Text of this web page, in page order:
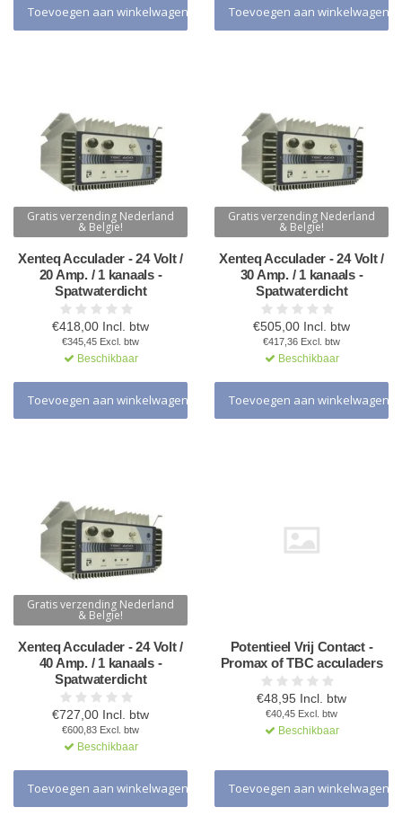
Toevoegen aan winkelwagen Toevoegen aan winkelwagen
Gratis verzending Nederland
& Belgie!
Xenteq Acculader - 24 Volt /
20 Amp. / 1 kanaals -
Spatwaterdicht
€418,00 Incl. btw
€345,45 Excl. btw
Beschikbaar
Toevoegen aan winkelwagen
Gratis verzending Nederland
& Belgie!
Xenteq Acculader - 24 Volt /
30 Amp. / 1 kanaals -
Spatwaterdicht
€505,00 Incl. btw
€417,36 Excl. btw
Beschikbaar
Toevoegen aan winkelwagen
Gratis verzending Nederland
& Belgie!
Xenteq Acculader - 24 Volt /
40 Amp. / 1 kanaals -
Spatwaterdicht
€727,00 Incl. btw
€600,83 Excl. btw
Beschikbaar
Toevoegen aan winkelwagen
Potentieel Vrij Contact -
Promax of TBC acculaders
€48,95 Incl. btw
€40,45 Excl. btw
Beschikbaar
Toevoegen aan winkelwagen